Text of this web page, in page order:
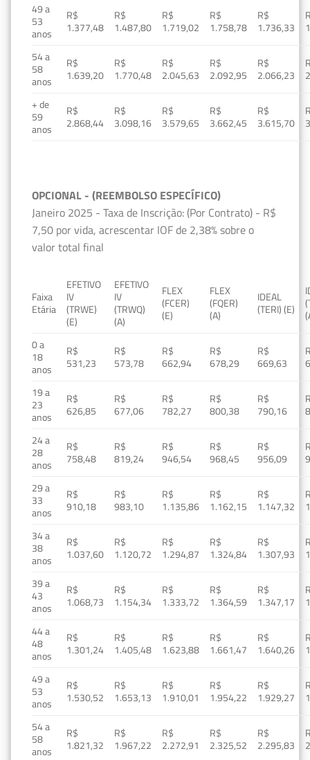
49 a
53
anos
R$
1.377,48
R$
1.487,80
R$
1.719,02
R$
1.758,78
R$
1.736,33
54 a
58
anos
R$
1.639,20
R$
1.770,48
R$
2.045,63
R$
2.092,95
R$
2.066,23
+ de
59
anos
R$
2.868,44
R$
3.098,16
R$
3.579,65
R$
3.662,45
R$
3.615,70
OPCIONAL - (REEMBOLSO ESPECÍFICO)
Janeiro 2025 - Taxa de Inscrição: (Por Contrato) - R$
7,50 por vida, acrescentar IOF de 2,38% sobre o
valor total final
Faixa
Etária
EFETIVO
IV
(TRWE)
(E)
EFETIVO
IV
(TRWQ)
(A)
FLEX
(FCER)
(E)
FLEX
(FQER)
(A)
IDEAL
(TERI) (E)
0 a
18
anos
R$
531,23
R$
573,78
R$
662,94
R$
678,29
R$
669,63
19 a
23
anos
R$
626,85
R$
677,06
R$
782,27
R$
800,38
R$
790,16
24 a
28
anos
R$
758,48
R$
819,24
R$
946,54
R$
968,45
R$
956,09
29 a
33
anos
R$
910,18
R$
983,10
R$
1.135,86
R$
1.162,15
R$
1.147,32
34 a
38
anos
R$
1.037,60
R$
1.120,72
R$
1.294,87
R$
1.324,84
R$
1.307,93
39 a
43
anos
R$
1.068,73
R$
1.154,34
R$
1.333,72
R$
1.364,59
R$
1.347,17
44 a
48
anos
R$
1.301,24
R$
1.405,48
R$
1.623,88
R$
1.661,47
R$
1.640,26
49 a
53
anos
R$
1.530,52
R$
1.653,13
R$
1.910,01
R$
1.954,22
R$
1.929,27
54 a
58
anos
R$
1.821,32
R$
1.967,22
R$
2.272,91
R$
2.325,52
R$
2.295,83